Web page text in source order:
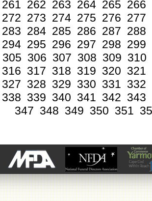
261 262 263 264 265 266
272 273 274 275 276 277
283 284 285 286 287 288
294 295 296 297 298 299
305 306 307 308 309 310
316 317 318 319 320 321
327 328 329 330 331 332
338 339 340 341 342 343
347 348 349 350 351